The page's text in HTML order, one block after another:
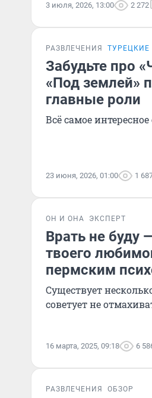
3 июля, 2026, 13:00 2 272
РАЗВЛЕЧЕНИЯ ТУРЕЦКИЕ
Забудьте про
«Под землей»
главные роли
Всё самое
23 июня, 2026, 01:00 1
ОН И ОНА ЭКСПЕРТ
Врать не буду
твоего
пермским
Существует
советует не
16 марта, 2025, 09:18 6
РАЗВЛЕЧЕНИЯ ОБЗОР